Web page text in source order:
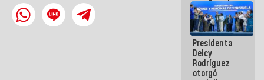
con Estado
Mayor
Eléctrico
para
abordar
planes de
acción
Presidenta
Delcy
Rodríguez
otorgó